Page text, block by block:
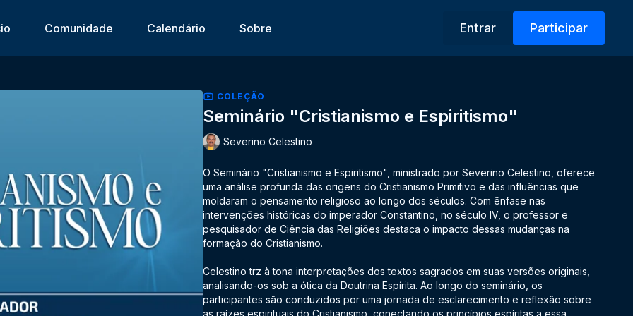
Comunidade Calendário Sobre Entrar Participar
COLEÇÃO
Seminário "Cristianismo e Espiritismo"
Severino Celestino
O Seminário "Cristianismo e Espiritismo", ministrado por Severino Celestino, oferece
uma análise profunda das origens do Cristianismo Primitivo e das influências que
moldaram o pensamento religioso ao longo dos séculos. Com ênfase nas
intervenções históricas do imperador Constantino, no século IV, o professor e
pesquisador de Ciência das Religiões destaca o impacto dessas mudanças na
formação do Cristianismo.
Celestino trz à tona interpretações dos textos sagrados em suas versões originais,
analisando-os sob a ótica da Doutrina Espírita. Ao longo do seminário, os
participantes são conduzidos por uma jornada de esclarecimento e reflexão sobre
as raízes espirituais do Cristianismo, conectando os princípios espíritas a essa